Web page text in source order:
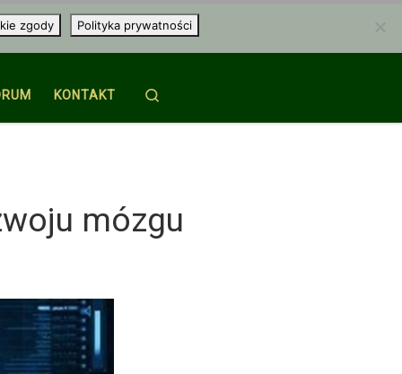
KONTAKT
mózgu
zgody Polityka prywatności